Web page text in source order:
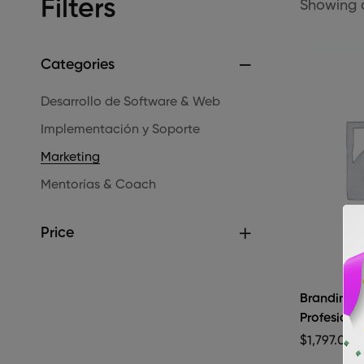
Filters
Categories
Desarrollo de Software & Web
Implementación y Soporte
Marketing
Mentorías & Coach
Price
Showing
Branding
Profesional
$1,797.00